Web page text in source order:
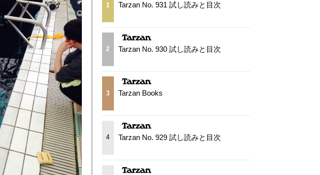
1 Tarzan No. 931 試し読みと目次
2 Tarzan No. 930 試し読みと目次
3 Tarzan Books
4 Tarzan No. 929 試し読みと目次